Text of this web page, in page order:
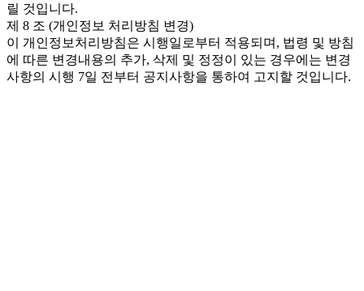
릴 것입니다.
제 8 조 (개인정보 처리방침 변경)
이 개인정보처리방침은 시행일로부터 적용되며, 법령 및 방침
에 따른 변경내용의 추가, 삭제 및 정정이 있는 경우에는 변경
사항의 시행 7일 전부터 공지사항을 통하여 고지할 것입니다.